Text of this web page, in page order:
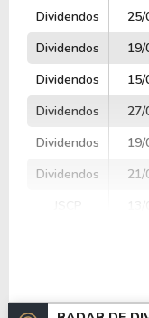
TIPO
Dividendos
Dividendos
Dividendos
Dividendos
Dividendos
Dividendos
Dividendos
28/